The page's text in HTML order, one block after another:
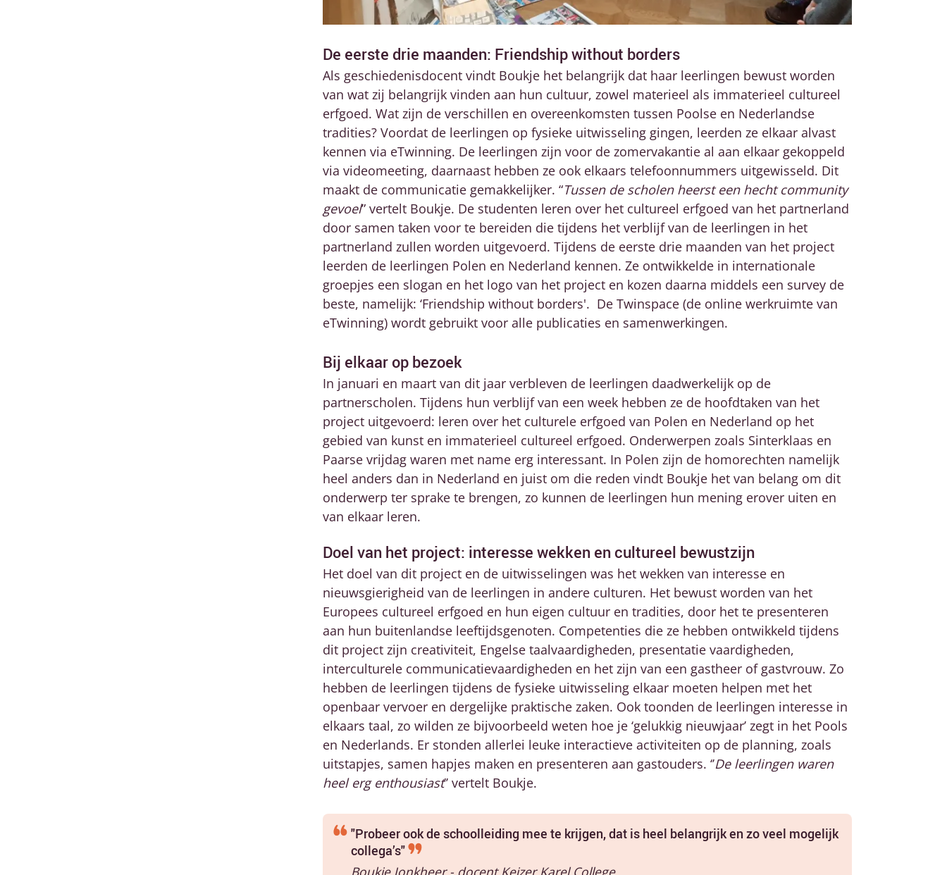
De eerste drie maanden: Friendship without borders
Als geschiedenisdocent vindt Boukje het belangrijk dat haar leerlingen bewust worden
van wat zij belangrijk vinden aan hun cultuur, zowel materieel als immaterieel cultureel
erfgoed. Wat zijn de verschillen en overeenkomsten tussen Poolse en Nederlandse
tradities? Voordat de leerlingen op fysieke uitwisseling gingen, leerden ze elkaar alvast
kennen via eTwinning. De leerlingen zijn voor de zomervakantie al aan elkaar gekoppeld
via videomeeting, daarnaast hebben ze ook elkaars telefoonnummers uitgewisseld. Dit
maakt de communicatie gemakkelijker. “Tussen de scholen heerst een hecht community
gevoel” vertelt Boukje. De studenten leren over het cultureel erfgoed van het partnerland
door samen taken voor te bereiden die tijdens het verblijf van de leerlingen in het
partnerland zullen worden uitgevoerd. Tijdens de eerste drie maanden van het project
leerden de leerlingen Polen en Nederland kennen. Ze ontwikkelde in internationale
groepjes een slogan en het logo van het project en kozen daarna middels een survey de
beste, namelijk: ‘Friendship without borders'. De Twinspace (de online werkruimte van
eTwinning) wordt gebruikt voor alle publicaties en samenwerkingen.
Bij elkaar op bezoek
In januari en maart van dit jaar verbleven de leerlingen daadwerkelijk op de
partnerscholen. Tijdens hun verblijf van een week hebben ze de hoofdtaken van het
project uitgevoerd: leren over het culturele erfgoed van Polen en Nederland op het
gebied van kunst en immaterieel cultureel erfgoed. Onderwerpen zoals Sinterklaas en
Paarse vrijdag waren met name erg interessant. In Polen zijn de homorechten namelijk
heel anders dan in Nederland en juist om die reden vindt Boukje het van belang om dit
onderwerp ter sprake te brengen, zo kunnen de leerlingen hun mening erover uiten en
van elkaar leren.
Doel van het project: interesse wekken en cultureel bewustzijn
Het doel van dit project en de uitwisselingen was het wekken van interesse en
nieuwsgierigheid van de leerlingen in andere culturen. Het bewust worden van het
Europees cultureel erfgoed en hun eigen cultuur en tradities, door het te presenteren
aan hun buitenlandse leeftijdsgenoten. Competenties die ze hebben ontwikkeld tijdens
dit project zijn creativiteit, Engelse taalvaardigheden, presentatie vaardigheden,
interculturele communicatievaardigheden en het zijn van een gastheer of gastvrouw. Zo
hebben de leerlingen tijdens de fysieke uitwisseling elkaar moeten helpen met het
openbaar vervoer en dergelijke praktische zaken. Ook toonden de leerlingen interesse in
elkaars taal, zo wilden ze bijvoorbeeld weten hoe je ‘gelukkig nieuwjaar’ zegt in het Pools
en Nederlands. Er stonden allerlei leuke interactieve activiteiten op de planning, zoals
uitstapjes, samen hapjes maken en presenteren aan gastouders. ‘’De leerlingen waren
heel erg enthousiast’’ vertelt Boukje.
"Probeer ook de schoolleiding mee te krijgen, dat is heel belangrijk en zo veel mogelijk
collega’s"
Boukje Jonkheer - docent Keizer Karel College